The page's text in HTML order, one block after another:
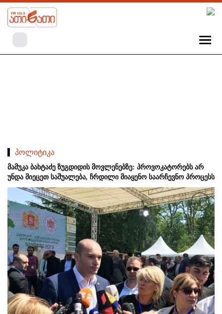
პოლიტიკა
მამუკა ბახტაძე ზუგდიდის მოვლენებზე: პროვოკატორებს არ
უნდა მიეცეთ საშუალება, ჩრდილი მიაყენო საარჩევნო პროცესს